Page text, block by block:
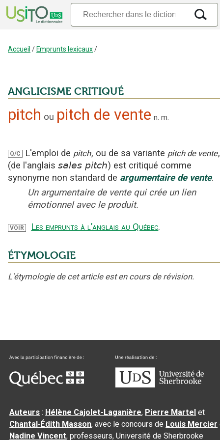
Accueil /Emprunts lexicaux/
ANGLICISME CRITIQUÉ
pitch ou pitch de vente n. m.
Q/C L'emploi de pitch, ou de sa variante pitch de vente,
(de l'anglais sales pitch) est critiqué comme
synonyme non standard de argumentaire de vente.
Un argumentaire de vente qui crée un lien
émotionnel avec le produit.
VOIR Les emprunts à l’anglais au Québec.
ÉTYMOLOGIE
L'étymologie de cet article est en cours de révision.
Auteurs : Hélène Cajolet-Laganière, Pierre Martel et
Chantal‑Édith Masson, avec le concours de Louis Mercier
Nadine Vincent, professeurs, Université de Sherbrooke